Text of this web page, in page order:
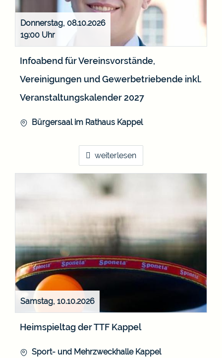
Donnerstag, 08.10.2026
19:00
Infoabend für Vereinsvorstände,
Vereinigungen und Gewerbetriebende inkl.
Veranstaltungskalender 2027
Bürgersaal im Rathaus Kappel
weiterlesen
Samstag, 10.10.2026
Heimspieltag der TTF Kappel
Sport- und Mehrzweckhalle Kappel